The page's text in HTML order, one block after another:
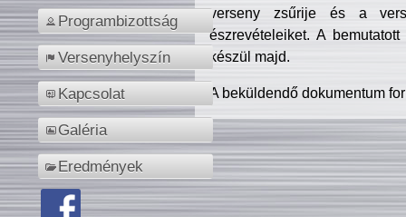
Programbizottság
Versenyhelyszín
Kapcsolat
Galéria
Eredmények
verseny zsűrije és a
észrevételeiket. A
készül majd.
A beküldendő dokumentum